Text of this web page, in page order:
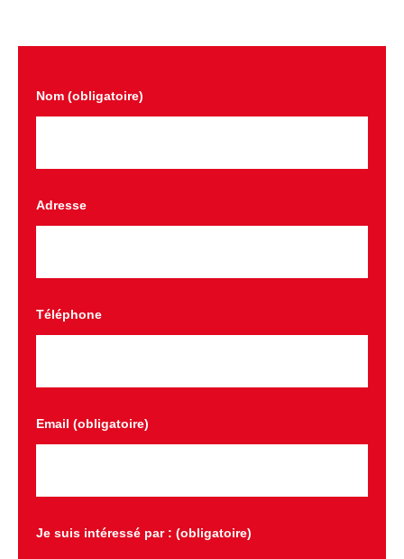
Nom (obligatoire)
Adresse
Téléphone
Email (obligatoire)
Je suis intéressé par : (obligatoire)